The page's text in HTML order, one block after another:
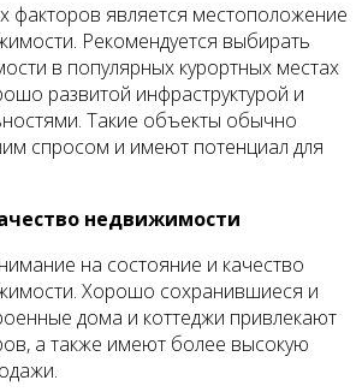
факторов является местоположение
Рекомендуется выбирать
в популярных курортных местах
развитой инфраструктурой и
Такие объекты обычно
спросом и имеют потенциал для
недвижимости
на состояние и качество
Хорошо сохранившиеся и
дома и коттеджи привлекают
а также имеют более высокую